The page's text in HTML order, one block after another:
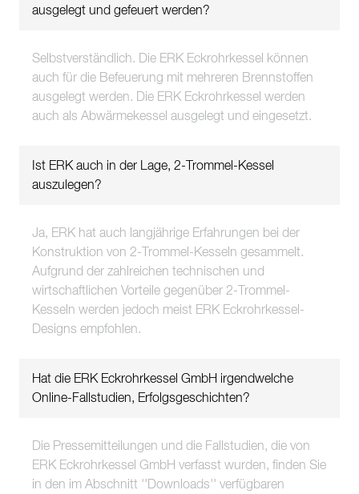
ausgelegt und gefeuert werden?
Selbstverständlich. Die ERK Eckrohrkessel können
auch für die Befeuerung mit mehreren Brennstoffen
ausgelegt werden. Die ERK Eckrohrkessel werden
auch als Abwärmekessel ausgelegt und eingesetzt.
Ist ERK auch in der Lage, 2-Trommel-Kessel
auszulegen?
Ja, ERK hat auch langjährige Erfahrungen bei der
Konstruktion von 2-Trommel-Kesseln gesammelt.
Aufgrund der zahlreichen technischen und
wirtschaftlichen Vorteile gegenüber 2-Trommel-
Kesseln werden jedoch meist ERK Eckrohrkessel-
Designs empfohlen.
Hat die ERK Eckrohrkessel GmbH irgendwelche
Online-Fallstudien, Erfolgsgeschichten?
Die Pressemitteilungen und die Fallstudien, die von
ERK Eckrohrkessel GmbH verfasst wurden, finden Sie
in den im Abschnitt ''Downloads'' verfügbaren